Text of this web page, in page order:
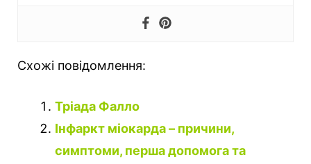
Схожі повідомлення:
Тріада Фалло
Інфаркт міокарда – причини,
симптоми, перша допомога та